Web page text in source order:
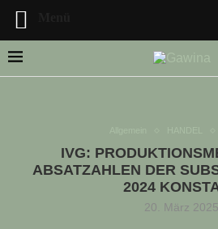
STELLENANGEBOTE!!!
IVG:
ABSATZAHLEN DER
2024
20. März 2025